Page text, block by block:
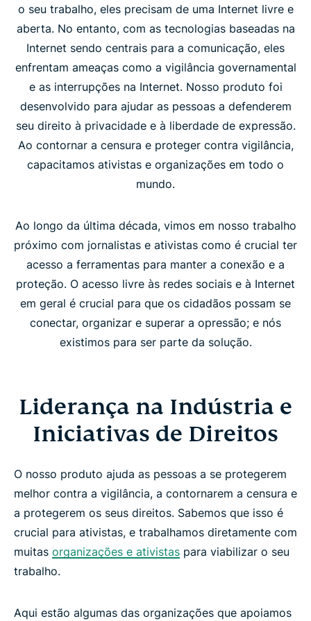
o seu trabalho, eles precisam de uma Internet livre e
aberta. No entanto, com as tecnologias baseadas na
Internet sendo centrais para a comunicação, eles
enfrentam ameaças como a vigilância governamental
e as interrupções na Internet. Nosso produto foi
desenvolvido para ajudar as pessoas a defenderem
seu direito à privacidade e à liberdade de expressão.
Ao contornar a censura e proteger contra vigilância,
capacitamos ativistas e organizações em todo o
mundo.
Ao longo da última década, vimos em nosso trabalho
próximo com jornalistas e ativistas como é crucial ter
acesso a ferramentas para manter a conexão e a
proteção. O acesso livre às redes sociais e à Internet
em geral é crucial para que os cidadãos possam se
conectar, organizar e superar a opressão; e nós
existimos para ser parte da solução.
Liderança na Indústria e
Iniciativas de Direitos
O nosso produto ajuda as pessoas a se protegerem
melhor contra a vigilância, a contornarem a censura e
a protegerem os seus direitos. Sabemos que isso é
crucial para ativistas, e trabalhamos diretamente com
muitas organizações e ativistas para viabilizar o seu
trabalho.
Aqui estão algumas das organizações que apoiamos